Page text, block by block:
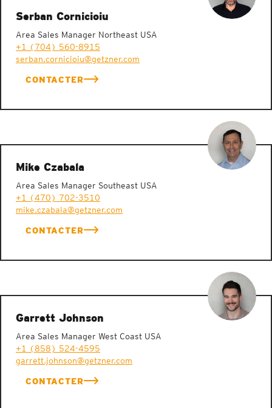
Serban Cornicioiu
Area Sales Manager Northeast USA
+1 (704) 560-8915
serban.cornicioiu@getzner.com
CONTACTER
Mike Czabala
Area Sales Manager Southeast USA
+1 (470) 702-3510
mike.czabala@getzner.com
CONTACTER
Garrett Johnson
Area Sales Manager West Coast USA
+1 (858) 524-4595
garrett.johnson@getzner.com
CONTACTER